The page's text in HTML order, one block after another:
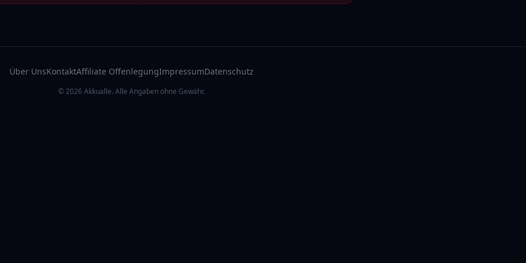
Über UnsKontaktAffiliate OffenlegungImpressumDatenschutz
© 2026 Akkualle. Alle Angaben ohne Gewähr.